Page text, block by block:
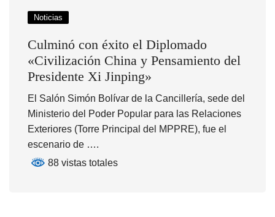
Noticias
Culminó con éxito el Diplomado
«Civilización China y Pensamiento del
Presidente Xi Jinping»
El Salón Simón Bolívar de la Cancillería, sede del
Ministerio del Poder Popular para las Relaciones
Exteriores (Torre Principal del MPPRE), fue el
escenario de ….
88 vistas totales